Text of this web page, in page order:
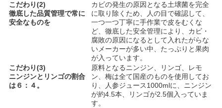
こだわり(2)
徹底した品質管理で常に
安全なものを
カビの発生の原因となる土壌菌を完全
に取り除くため、人の目で確認して、
一つ一つ丁寧に手作業で皮をむくな
ど、徹底した安全管理により、カビ・
腐敗の原因になるとして入れたがらな
いメーカーが多い中、たっぷりと果肉
が入っています。
こだわり(3)
ニンジンとリンゴの割合
は６：４。
原料となるニンジン、リンゴ、レモ
ン、梅は全て国産のものを使用してお
り、人参ジュース1000mlに、ニンジン
が約4.5本、リンゴが2.5個入っていま
す。